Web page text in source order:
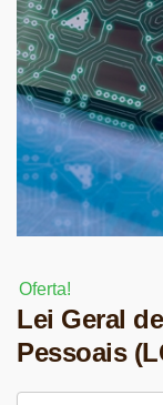
Oferta!
Lei Geral
Pessoais